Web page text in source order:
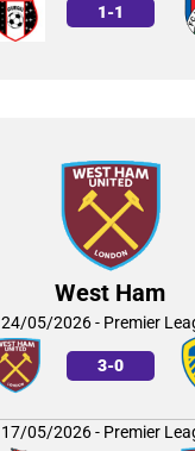
1-1
West Ham
24/05/2026 - Premier
3-0
17/05/2026 - Premier